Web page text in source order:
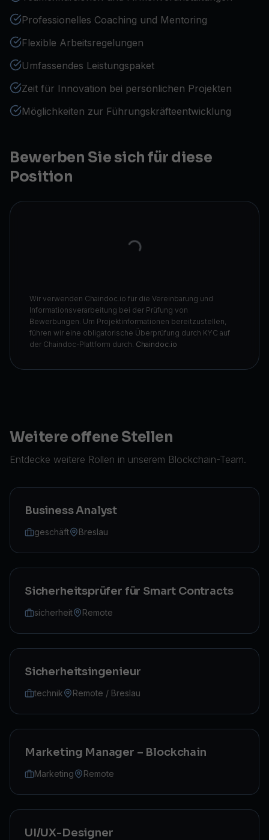
Professionelles Coaching und Mentoring
Flexible Arbeitsregelungen
Umfassendes Leistungspaket
Zeit für Innovation bei persönlichen Projekten
Möglichkeiten zur Führungskräfteentwicklung
Bewerben Sie sich für diese
Position
Wir verwenden Chaindoc.io für die Vereinbarung und
Informationsverarbeitung bei der Prüfung von
Bewerbungen. Um Projektinformationen bereitzustellen,
führen wir eine obligatorische Überprüfung durch KYC auf
der Chaindoc-Plattform durch. Chaindoc.io
Weitere offene Stellen
Entdecke weitere Rollen in unserem Blockchain-Team.
Business Analyst
geschäft Breslau
Sicherheitsprüfer für Smart Contracts
sicherheit Remote
Sicherheitsingenieur
technik Remote / Breslau
Marketing Manager – Blockchain
Marketing Remote
UI/UX-Designer